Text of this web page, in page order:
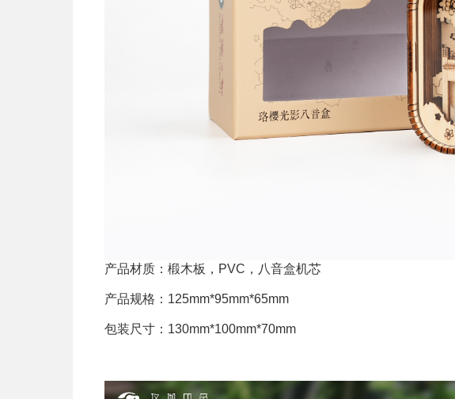
产品材质：椴木板，PVC，八音盒机芯
产品规格：125mm*95mm*65mm
包装尺寸：130mm*100mm*70mm